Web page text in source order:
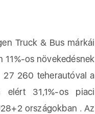
Truck & Bus márkái
os növekedésnek
27 260 teherautóval a
elért 31,1%-os piaci
országokban . Az